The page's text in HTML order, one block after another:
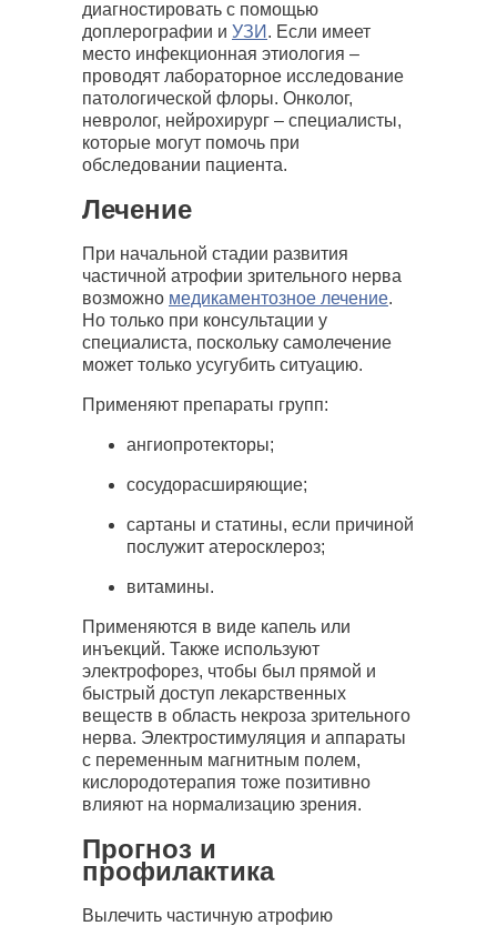
диагностировать с помощью
доплерографии и УЗИ . Если имеет
место инфекционная этиология –
проводят лабораторное исследование
патологической флоры. Онколог,
невролог, нейрохирург – специалисты,
которые могут помочь при
обследовании пациента.
Лечение
При начальной стадии развития
частичной атрофии зрительного нерва
возможно медикаментозное лечение.
Но только при консультации у
специалиста, поскольку самолечение
может только усугубить ситуацию.
Применяют препараты групп:
ангиопротекторы;
сосудорасширяющие;
сартаны и статины, если причиной
послужит атеросклероз;
витамины.
Применяются в виде капель или
инъекций. Также используют
электрофорез, чтобы был прямой и
быстрый доступ лекарственных
веществ в область некроза зрительного
нерва. Электростимуляция и аппараты
с переменным магнитным полем,
кислородотерапия тоже позитивно
влияют на нормализацию зрения.
Прогноз и
профилактика
Вылечить частичную атрофию